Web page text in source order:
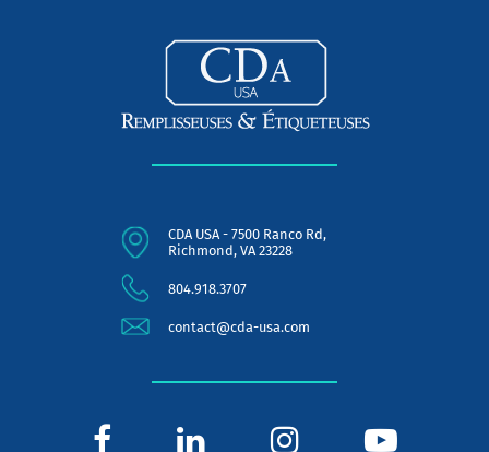
CDA USA - 7500 Ranco Rd,
Richmond, VA 23228
804.918.3707
contact@cda-usa.com